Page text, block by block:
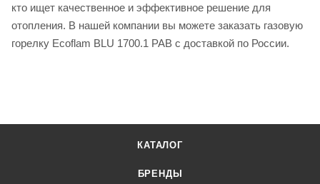
кто ищет качественное и эффективное решение для
отопления. В нашей компании вы можете заказать газовую
горелку Ecoflam BLU 1700.1 PAB с доставкой по России.
КАТАЛОГ
БРЕНДЫ